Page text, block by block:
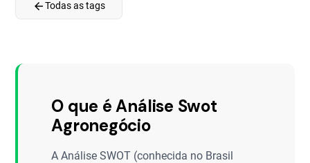
arrow_backTodas as tags
O que é Análise Swot
Agronegócio
A Análise SWOT (conhecida no Brasil